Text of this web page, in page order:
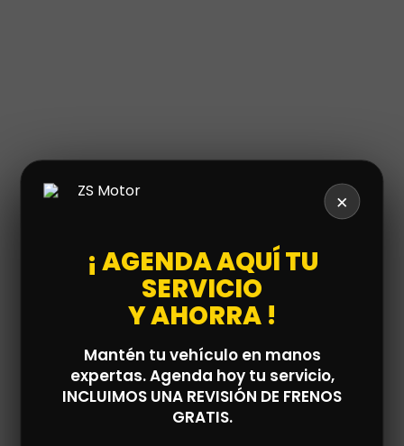
×
¡ AGENDA AQUÍ TU
SERVICIO
Y AHORRA !
Mantén tu vehículo en manos
expertas. Agenda hoy tu servicio,
INCLUIMOS UNA REVISIÓN DE FRENOS
GRATIS.